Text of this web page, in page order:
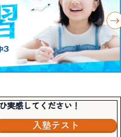
実感してください！
入塾テスト